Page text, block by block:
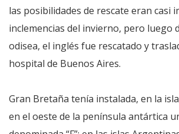
las posibilidades de rescate eran casi
inclemencias del invierno, pero luego
odisea, el inglés fue rescatado y
hospital de Buenos Aires.
Gran Bretaña tenía instalada, en la
en el oeste de la península antártica